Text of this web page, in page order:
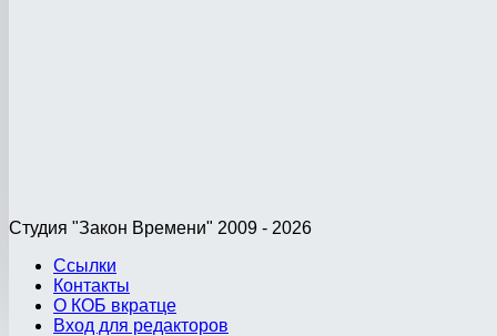
Студия "Закон Времени" 2009 - 2026
Ссылки
Контакты
О КОБ вкратце
Вход для редакторов